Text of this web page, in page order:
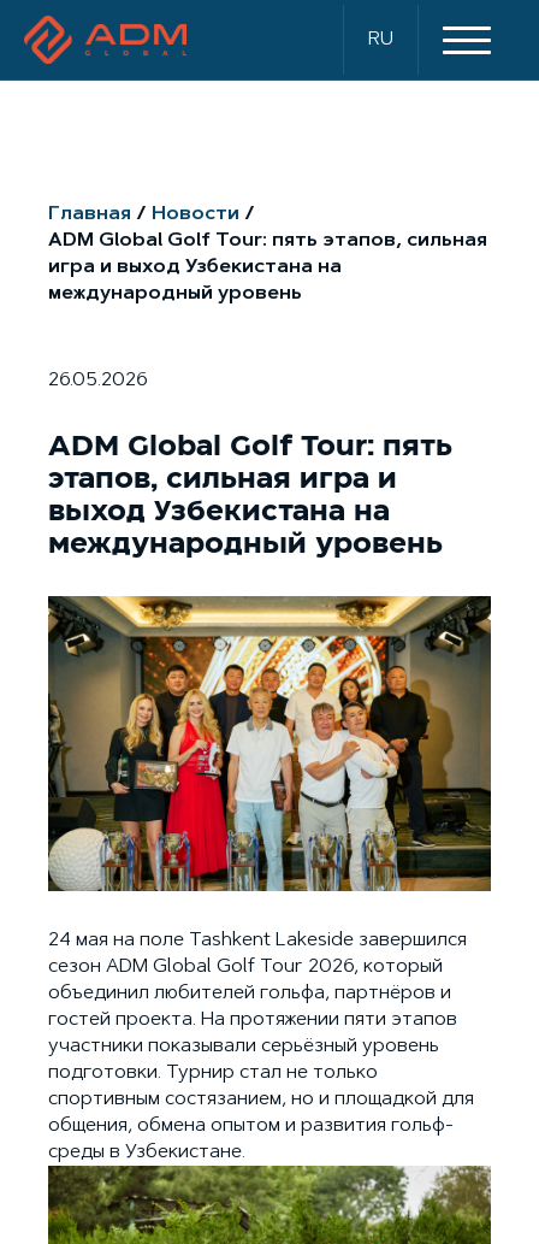
RU
Главная
Новости
ADM Global Golf Tour: пять этапов, сильная
игра и выход Узбекистана на
международный уровень
26.05.2026
ADM Global Golf Tour: пять
этапов, сильная игра и
выход Узбекистана на
международный уровень
24 мая на поле Tashkent Lakeside завершился
сезон ADM Global Golf Tour 2026, который
объединил любителей гольфа, партнёров и
гостей проекта. На протяжении пяти этапов
участники показывали серьёзный уровень
подготовки. Турнир стал не только
спортивным состязанием, но и площадкой для
общения, обмена опытом и развития гольф-
среды в Узбекистане.